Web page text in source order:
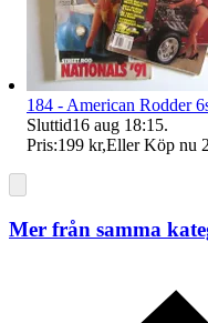
184 - American Rodder
Sluttid16 aug 18:15.
Pris:199 kr,Eller Köp nu
Mer från samma